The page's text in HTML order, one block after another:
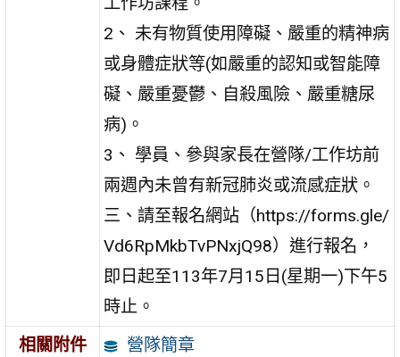
2、 未有物質使用障礙、嚴重的精神病
或身體症狀等(如嚴重的認知或智能障
礙、嚴重憂鬱、自殺風險、嚴重糖尿
病)。
3、 學員、參與家長在營隊/工作坊前
兩週內未曾有新冠肺炎或流感症狀。
三、請至報名網站（https://forms.gle/
Vd6RpMkbTvPNxjQ98）進行報名，
即日起至113年7月15日(星期一)下午5
時止。
相關附件
營隊簡章